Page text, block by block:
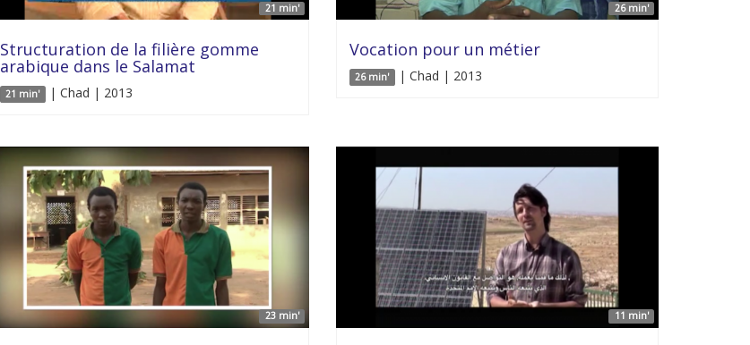
21 min'
Structuration de la filière gomme
arabique dans le Salamat
21 min' | Chad | 2013
26 min'
Vocation pour un métier
26 min' | Chad | 2013
23 min' 11 min'